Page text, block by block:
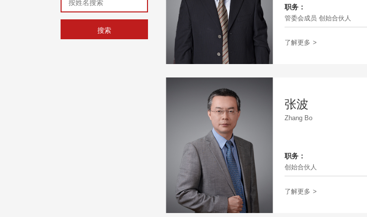
搜索
职务：
管委会成员 创始合伙人
了解更多 >
张波
Zhang Bo
职务：
创始合伙人
了解更多 >